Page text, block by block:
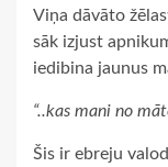
Viņa dāvāto
sāk izjust
iedibina jaunus
“..kas mani no
Šis ir ebreju